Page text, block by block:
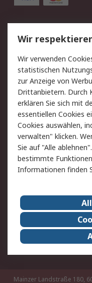
Service
Value Added
Rücksendungen
Hilfe
Rechtliches
AGB
Cookie-Richtlinie
Copyright/
Karriere bei RS
Qualität/
Event-Center
Mainzer Landstraße 180,
Wir
Wir verwenden
statistischen
zur Anzeige von
Drittanbietern. Durch
erklären Sie sich mit
essentiellen Cookies
Cookies auswählen,
verwalten" klicken.
Sie auf "Alle
bestimmte
Informationen finden